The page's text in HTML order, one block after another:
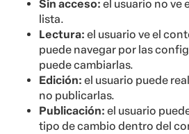
Sin acceso: el usuario no ve
lista.
Lectura: el usuario ve el
puede navegar por las
puede cambiarlas.
Edición: el usuario puede
no publicarlas.
Publicación: el usuario
tipo de cambio dentro del